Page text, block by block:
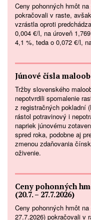
Ceny pohonných hmôt
pokračovali v raste,
vzrástla oproti
0,004 €/l, na úroveň
4,1 %, teda o 0,072 €/l,
Júnové čísla
Tržby slovenského
nepotvrdili spomalenie
z registračných pokladní
rástol potravinový i
napriek júnovému
spred roka, podobne aj
zmenou zdaňovania
oživenie.
Ceny pohonných
(20.7. – 27.7.2026)
Ceny pohonných hmôt
27.7.2026) pokračovali v